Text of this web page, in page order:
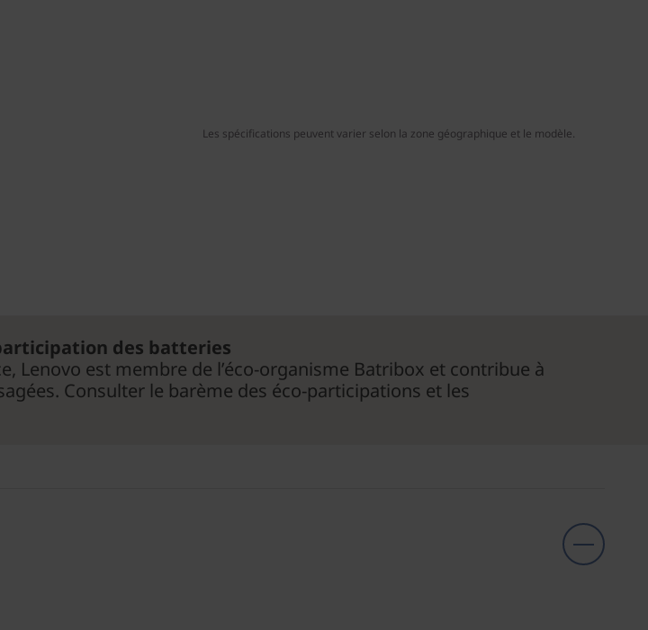
Les spécifications peuvent varier selon la zone géographique et le modèle.
des batteries
Lenovo est membre de l’éco-organisme Batribox et contribue à
Consulter le barème des éco-participations et les